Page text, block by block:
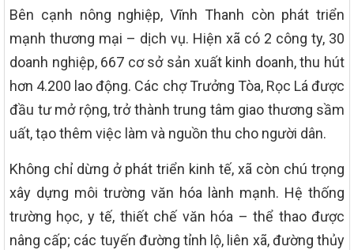
Bên cạnh nông nghiệp, Vĩnh Thanh còn phát triển
mạnh thương mại – dịch vụ. Hiện xã có 2 công ty, 30
doanh nghiệp, 667 cơ sở sản xuất kinh doanh, thu hút
hơn 4.200 lao động. Các chợ Trưởng Tòa, Rọc Lá được
đầu tư mở rộng, trở thành trung tâm giao thương sầm
uất, tạo thêm việc làm và nguồn thu cho người dân.
Không chỉ dừng ở phát triển kinh tế, xã còn chú trọng
xây dựng môi trường văn hóa lành mạnh. Hệ thống
trường học, y tế, thiết chế văn hóa – thể thao được
nâng cấp; các tuyến đường tỉnh lộ, liên xã, đường thủy